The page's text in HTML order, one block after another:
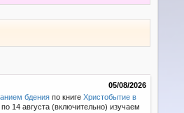
05/08/2026
бдения по книгеХристобытие в
по 14 августа (включительно) изучаем